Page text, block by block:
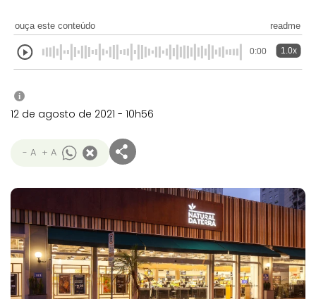
ouça este conteúdo readme
0:00 1.0x
i
12 de agosto de 2021 - 10h56
- A + A